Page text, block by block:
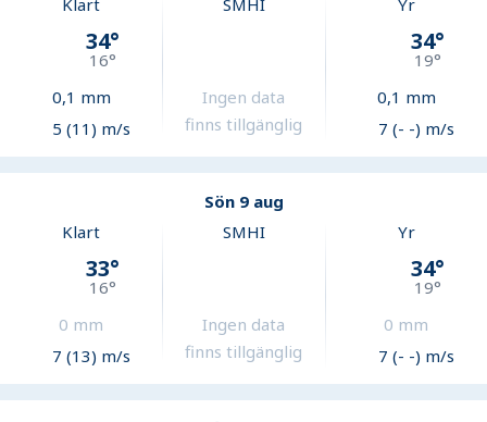
Klart
34°
16°
0,1 mm
5 (11) m/s
SMHI
Ingen data
finns tillgänglig
Yr
34°
19°
0,1 mm
7 (- -) m/s
Sön 9 aug
Klart
33°
16°
0 mm
7 (13) m/s
SMHI
Ingen data
finns tillgänglig
Yr
34°
19°
0 mm
7 (- -) m/s